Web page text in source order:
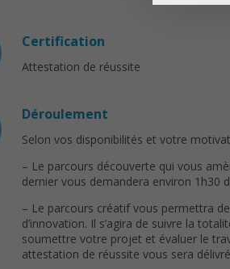
Certification
Attestation de réussite
Déroulement
Selon vos disponibilités et votre
– Le parcours découverte qui vous
dernier vous demandera environ 1h30
– Le parcours créatif vous permettra
d’innovation. Il s’agira de suivre la
soumettre votre projet et évaluer le
attestation de réussite vous sera